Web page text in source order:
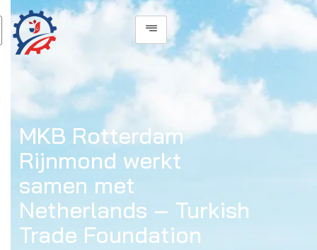
MKB Rotterdam
Rijnmond werkt
samen met
Netherlands – Turkish
Trade Foundation